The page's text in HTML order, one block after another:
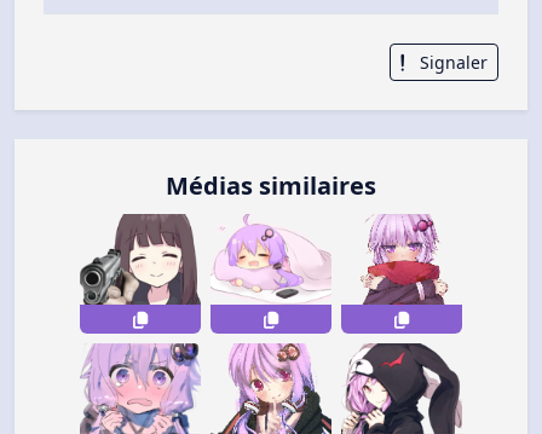
Signaler
Médias similaires